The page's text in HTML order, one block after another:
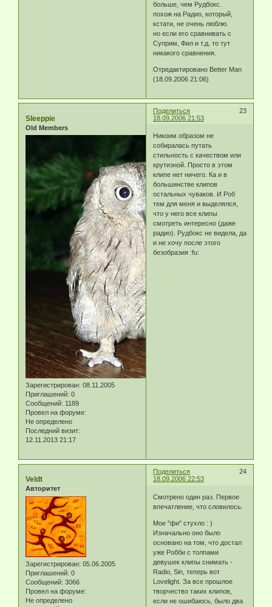
больше, чем Рудбокс.
похож на Радио, который,
кстати, не очень люблю.
но если его сравнивать с
Суприм, Фил и т.д. то тут
никакого сравнения.
Отредактировано Better Man
(18.09.2006 21:06)
Поделиться
23
18.09.2006 21:53
Sleeppie
Old Members
Зарегистрирован: 08.11.2005
Приглашений: 0
Сообщений: 1189
Провел на форуме:
Не определено
Последний визит:
12.11.2013 21:17
Никоим образом не
собиралась путать
стильность с качеством или
крутизной. Просто в этом
клипе нет ничего. Ка и в
большинстве клипов
остальных чуваков. И Роб
тем для меня и выделялся,
что у него все клипы
смотреть интересно (даже
радио). Рудбокс не видела, да
и не хочу после этого
безобразия :fu:
Поделиться
24
18.09.2006 22:53
Veldt
Авторитет
Зарегистрирован: 05.06.2005
Приглашений: 0
Сообщений: 3066
Провел на форуме:
Не определено
Смотрено один раз. Первое
впечатление, что словилось.
Мое "фи" стухло : )
Изначально оно было
основано на том, что достал
уже Робби с толпами
девушек клипы снимать -
Radio, Sin, теперь вот
Lovelight. За все прошлое
творчество таких клипов,
если не ошибаюсь, было два